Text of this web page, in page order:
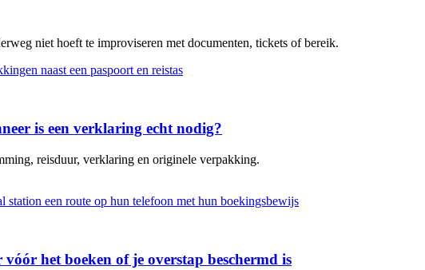
niet hoeft te improviseren met documenten, tickets of bereik.
is een verklaring echt nodig?
reisduur, verklaring en originele verpakking.
het boeken of je overstap beschermd is